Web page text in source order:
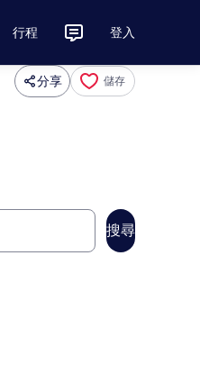
行程 登入
分享 儲存
搜尋